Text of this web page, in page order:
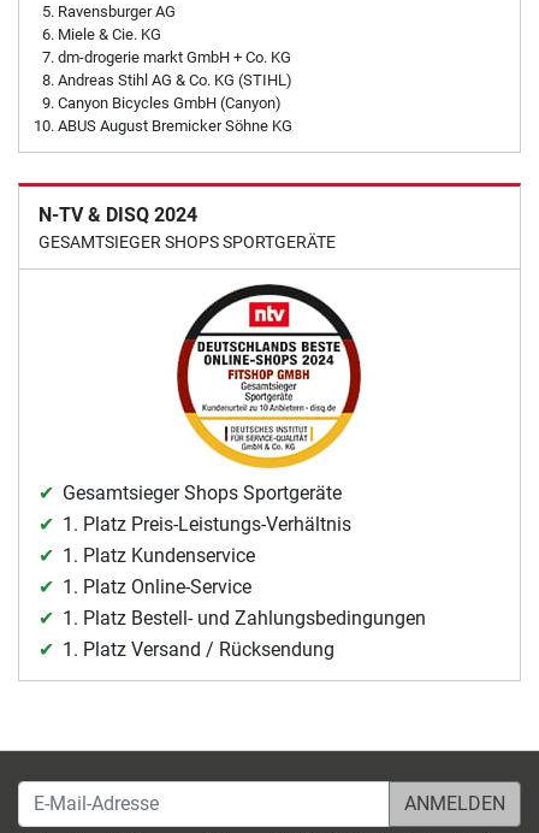
Ravensburger AG
Miele & Cie. KG
dm-drogerie markt GmbH + Co. KG
Andreas Stihl AG & Co. KG (STIHL)
Canyon Bicycles GmbH (Canyon)
ABUS August Bremicker Söhne KG
N-TV & DISQ 2024
GESAMTSIEGER SHOPS SPORTGERÄTE
Gesamtsieger Shops Sportgeräte
1. Platz Preis-Leistungs-Verhältnis
1. Platz Kundenservice
1. Platz Online-Service
1. Platz Bestell- und Zahlungsbedingungen
1. Platz Versand / Rücksendung
E-Mail-Adresse